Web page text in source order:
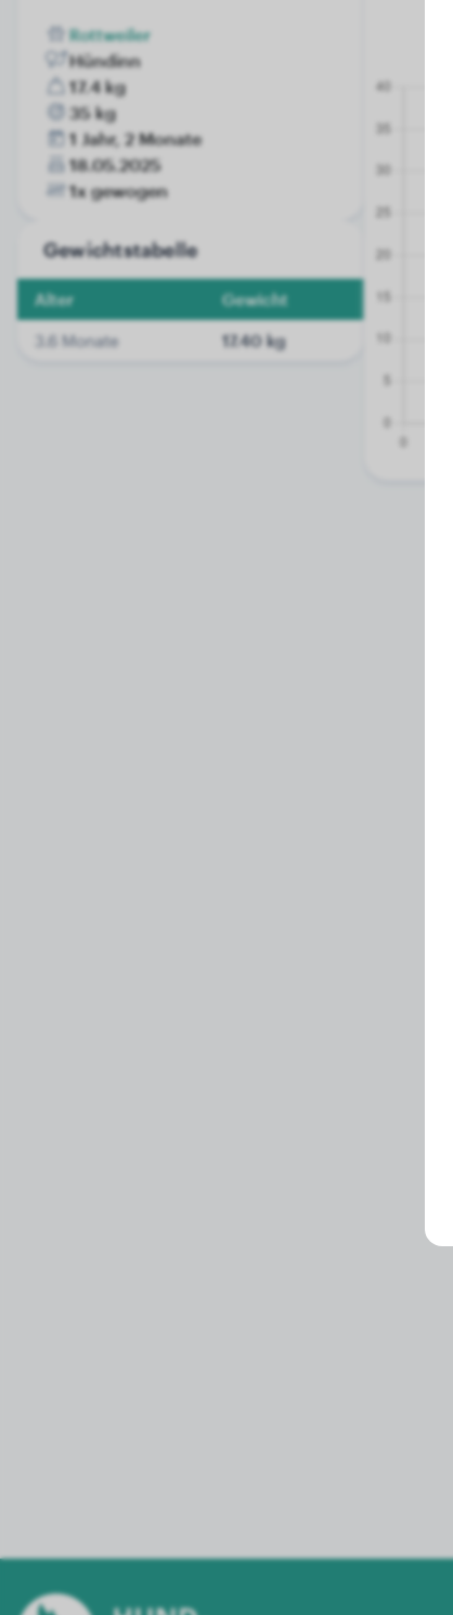
Rottweiler
Hündinn
17.4 kg
35 kg
1 Jahr, 2 Monate
18.05.2025
1x gewogen
Gewichtstabelle
Alter Gewicht
3.6 Monate 17.40 kg